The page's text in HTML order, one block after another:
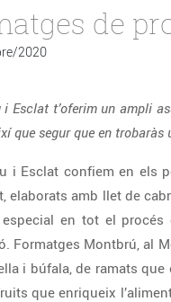
de
2020
i Esclat t’oferim un ampli
que segur que en trobaràs
i Esclat confiem en els
elaborats amb llet de
en tot el procés
Formatges Montbrú, al
i búfala, de ramats
que enriqueix